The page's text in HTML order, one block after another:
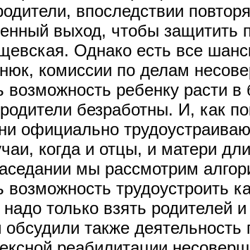
впоследствии
выход, чтобы защитить
Однако есть все
комиссии по делам
ребенку расти в
безработны. И, как
официально
когда и отцы, и матери
мы рассмотрим
возможность трудоустроить
только взять родителей
также деятельность